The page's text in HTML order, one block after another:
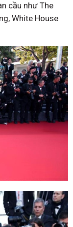
cầu như The
White House